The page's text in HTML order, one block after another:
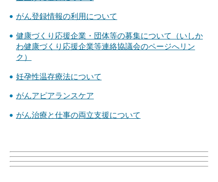
がん登録情報の利用について
健康づくり応援企業・団体等の募集について（いしか
わ健康づくり応援企業等連絡協議会のページへリン
ク）
妊孕性温存療法について
がんアピアランスケア
がん治療と仕事の両立支援について